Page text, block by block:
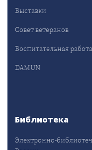
Выставки
Совет ветеранов
Воспитательная
DAMUN
Библиотека
Электронно-